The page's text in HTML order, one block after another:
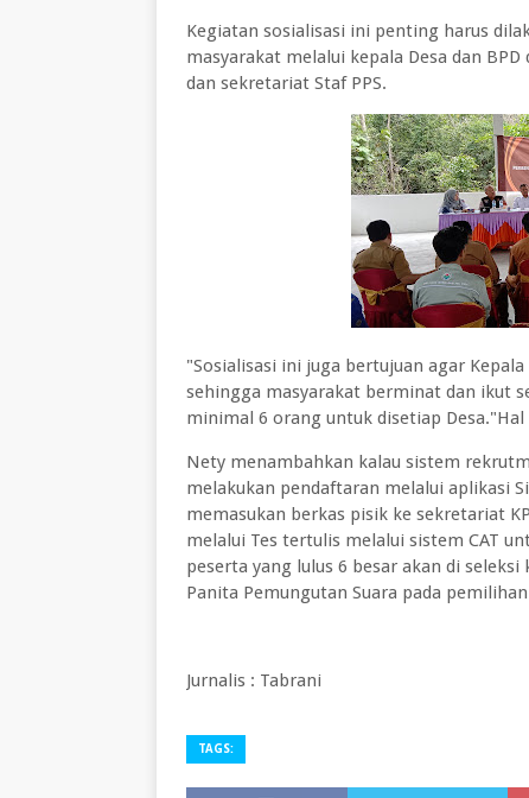
Kegiatan sosialisasi ini penting harus
masyarakat melalui kepala Desa dan
dan sekretariat Staf PPS.
"Sosialisasi ini juga bertujuan agar
sehingga masyarakat berminat dan ikut
minimal 6 orang untuk disetiap
Nety menambahkan kalau sistem
melakukan pendaftaran melalui aplikasi
memasukan berkas pisik ke sekretariat
melalui Tes tertulis melalui sistem CAT
peserta yang lulus 6 besar akan di
Panita Pemungutan Suara pada
Jurnalis : Tabrani
TAGS: